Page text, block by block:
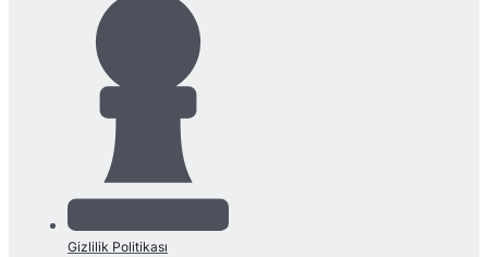
Gizlilik Politikası